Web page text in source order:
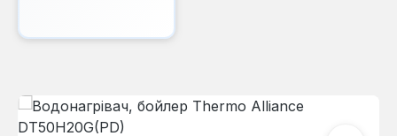
Пропустити галерею зображень